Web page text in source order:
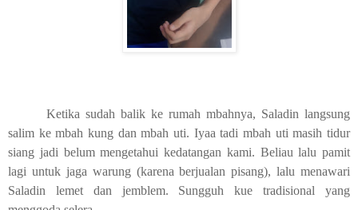
Ketika sudah balik ke rumah mbahnya, Saladin langsung
salim ke mbah kung dan mbah uti. Iyaa tadi mbah uti masih tidur
siang jadi belum mengetahui kedatangan kami. Beliau lalu pamit
lagi untuk jaga warung (karena berjualan pisang), lalu menawari
Saladin lemet dan jemblem. Sungguh kue tradisional yang